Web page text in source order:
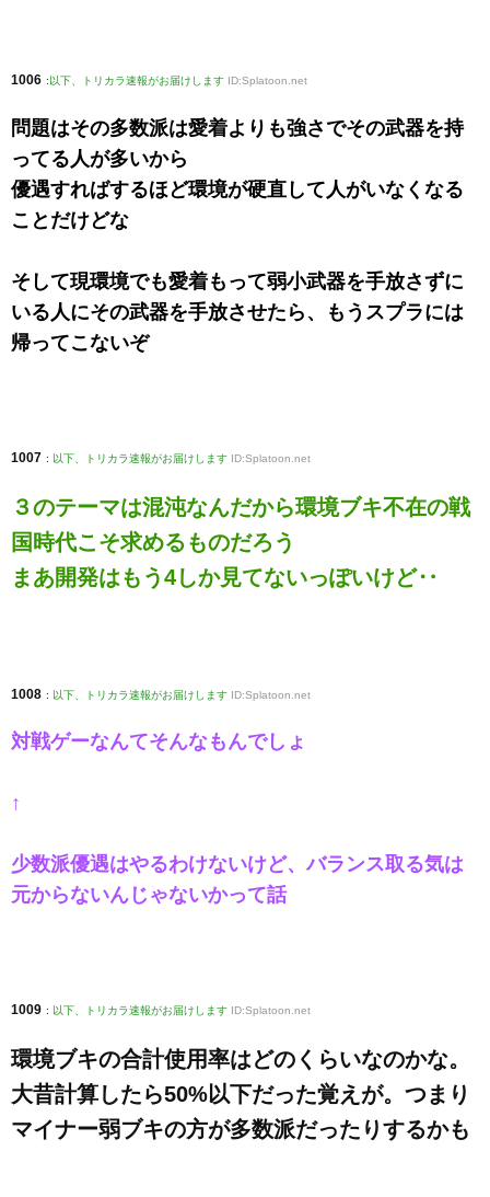
1006 :以下、トリカラ速報がお届けします ID:Splatoon.net
問題はその多数派は愛着よりも強さでその武器を持
ってる人が多いから
優遇すればするほど環境が硬直して人がいなくなる
ことだけどな
そして現環境でも愛着もって弱小武器を手放さずに
いる人にその武器を手放させたら、もうスプラには
帰ってこないぞ
1007 : 以下、トリカラ速報がお届けします ID:Splatoon.net
３のテーマは混沌なんだから環境ブキ不在の戦
国時代こそ求めるものだろう
まあ開発はもう4しか見てないっぽいけど‥
1008 : 以下、トリカラ速報がお届けします ID:Splatoon.net
対戦ゲーなんてそんなもんでしょ
↑
少数派優遇はやるわけないけど、バランス取る気は
元からないんじゃないかって話
1009 : 以下、トリカラ速報がお届けします ID:Splatoon.net
環境ブキの合計使用率はどのくらいなのかな。
大昔計算したら50%以下だった覚えが。つまり
マイナー弱ブキの方が多数派だったりするかも